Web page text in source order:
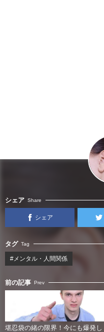
シェア Share
シェア
タグ Tag
#メンタル・人間関係
前の記事 Prev
堪忍袋の緒の限界！今にも爆発し